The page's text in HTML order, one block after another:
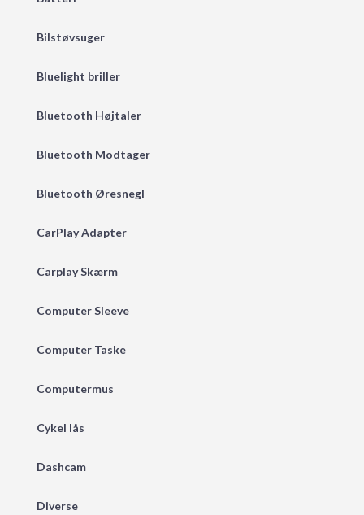
Bilstøvsuger
Bluelight briller
Bluetooth Højtaler
Bluetooth Modtager
Bluetooth Øresnegl
CarPlay Adapter
Carplay Skærm
Computer Sleeve
Computer Taske
Computermus
Cykel lås
Dashcam
Diverse